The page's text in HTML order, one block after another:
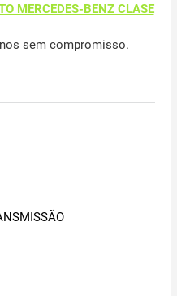
MERCEDES-BENZ CLASE
sem compromisso.